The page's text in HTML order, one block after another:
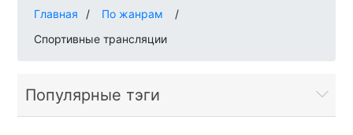
Главная / По жанрам
/
Спортивные трансляции
Популярные тэги